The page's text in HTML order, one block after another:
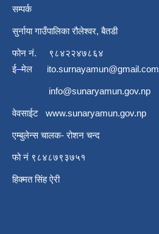
सम्पर्क
सुर्नाया गाउँपालिका रौलेश्वर, बैतडी
फोन नं.
९८४२२४७८६४
ई–मेल ito.surnayamun@gmail.com
info@sunaryamun.gov.np
वेवसाईट www.sunaryamun.gov.np
एम्बुलेन्स चालक- रोशन चन्द
फो नं ९८४८७९३७५१
हिक्मत सिंह ऐरी